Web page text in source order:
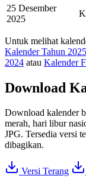
25 Desember
2025
Untuk melihat
Kalender Tahun 2025
2024 atau Kalender
Download
Download kalender
merah, hari libur
JPG. Tersedia versi
dibagikan.
Versi Terang